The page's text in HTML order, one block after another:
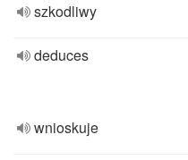
szkodliwy
deduces
wnioskuje